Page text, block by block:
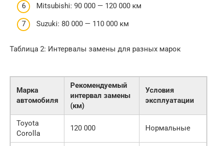
Mitsubishi: 90 000 — 120 000 км
Suzuki: 80 000 — 110 000 км
Таблица 2: Интервалы замены для разных марок
Марка
автомобиля
Рекомендуемый
интервал замены
(км)
Условия
эксплуатации
Toyota
Corolla
120 000 Нормальные